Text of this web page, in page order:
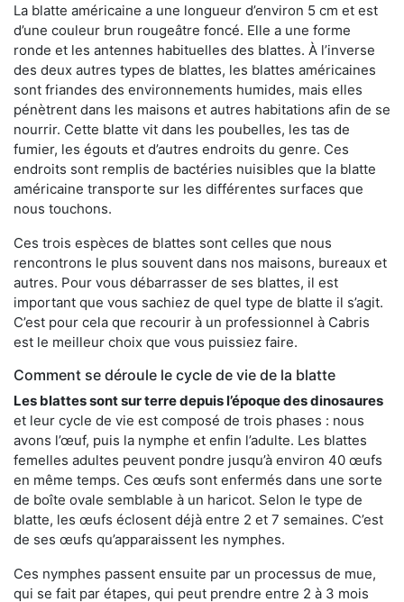
La blatte américaine a une longueur d’environ 5 cm et est
d’une couleur brun rougeâtre foncé. Elle a une forme
ronde et les antennes habituelles des blattes. À l’inverse
des deux autres types de blattes, les blattes américaines
sont friandes des environnements humides, mais elles
pénètrent dans les maisons et autres habitations afin de se
nourrir. Cette blatte vit dans les poubelles, les tas de
fumier, les égouts et d’autres endroits du genre. Ces
endroits sont remplis de bactéries nuisibles que la blatte
américaine transporte sur les différentes surfaces que
nous touchons.
Ces trois espèces de blattes sont celles que nous
rencontrons le plus souvent dans nos maisons, bureaux et
autres. Pour vous débarrasser de ses blattes, il est
important que vous sachiez de quel type de blatte il s’agit.
C’est pour cela que recourir à un professionnel à Cabris
est le meilleur choix que vous puissiez faire.
Comment se déroule le cycle de vie de la blatte
Les blattes sont sur terre depuis l’époque des dinosaures
et leur cycle de vie est composé de trois phases : nous
avons l’œuf, puis la nymphe et enfin l’adulte. Les blattes
femelles adultes peuvent pondre jusqu’à environ 40 œufs
en même temps. Ces œufs sont enfermés dans une sorte
de boîte ovale semblable à un haricot. Selon le type de
blatte, les œufs éclosent déjà entre 2 et 7 semaines. C’est
de ses œufs qu’apparaissent les nymphes.
Ces nymphes passent ensuite par un processus de mue,
qui se fait par étapes, qui peut prendre entre 2 à 3 mois